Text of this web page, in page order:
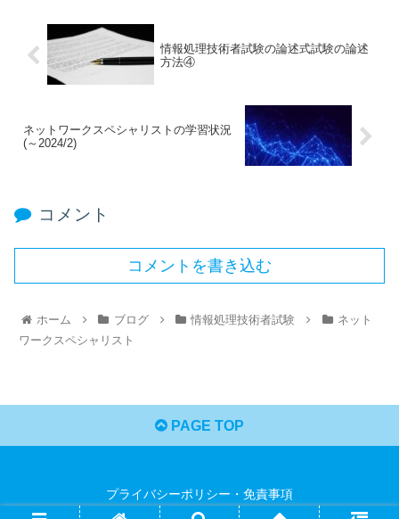
情報処理技術者試験の論述式試験の論述
方法④
ネットワークスペシャリストの学習状況
(～2024/2)
コメント
コメントを書き込む
ホーム ブログ 情報処理技術者試験
ネット
ワークスペシャリスト
PAGE TOP
プライバシーポリシー・免責事項